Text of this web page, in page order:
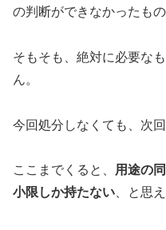
の判断ができなかったもの
そもそも、絶対に必要な
ん。
今回処分しなくても、次
ここまでくると、 用途の
小限しか持たない、と思